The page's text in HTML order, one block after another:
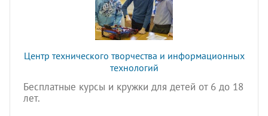
Центр технического творчества и информационных
технологий
Бесплатные курсы и кружки для детей от 6 до 18
лет.